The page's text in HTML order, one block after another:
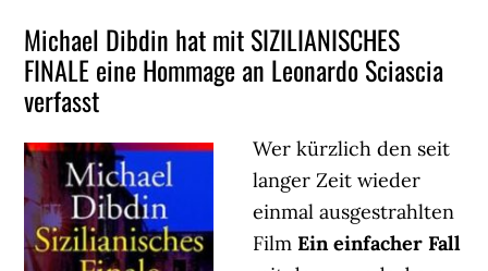
Michael Dibdin hat mit SIZILIANISCHES
FINALE eine Hommage an Leonardo Sciascia
verfasst
Wer kürzlich den seit
langer Zeit wieder
einmal ausgestrahlten
FilmEin einfacher Fall